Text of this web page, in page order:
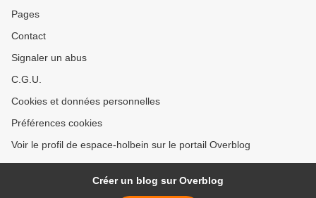
Pages
Contact
Signaler un abus
C.G.U.
Cookies et données personnelles
Préférences cookies
Voir le profil de espace-holbein sur le portail Overblog
Créer un blog sur Overblog